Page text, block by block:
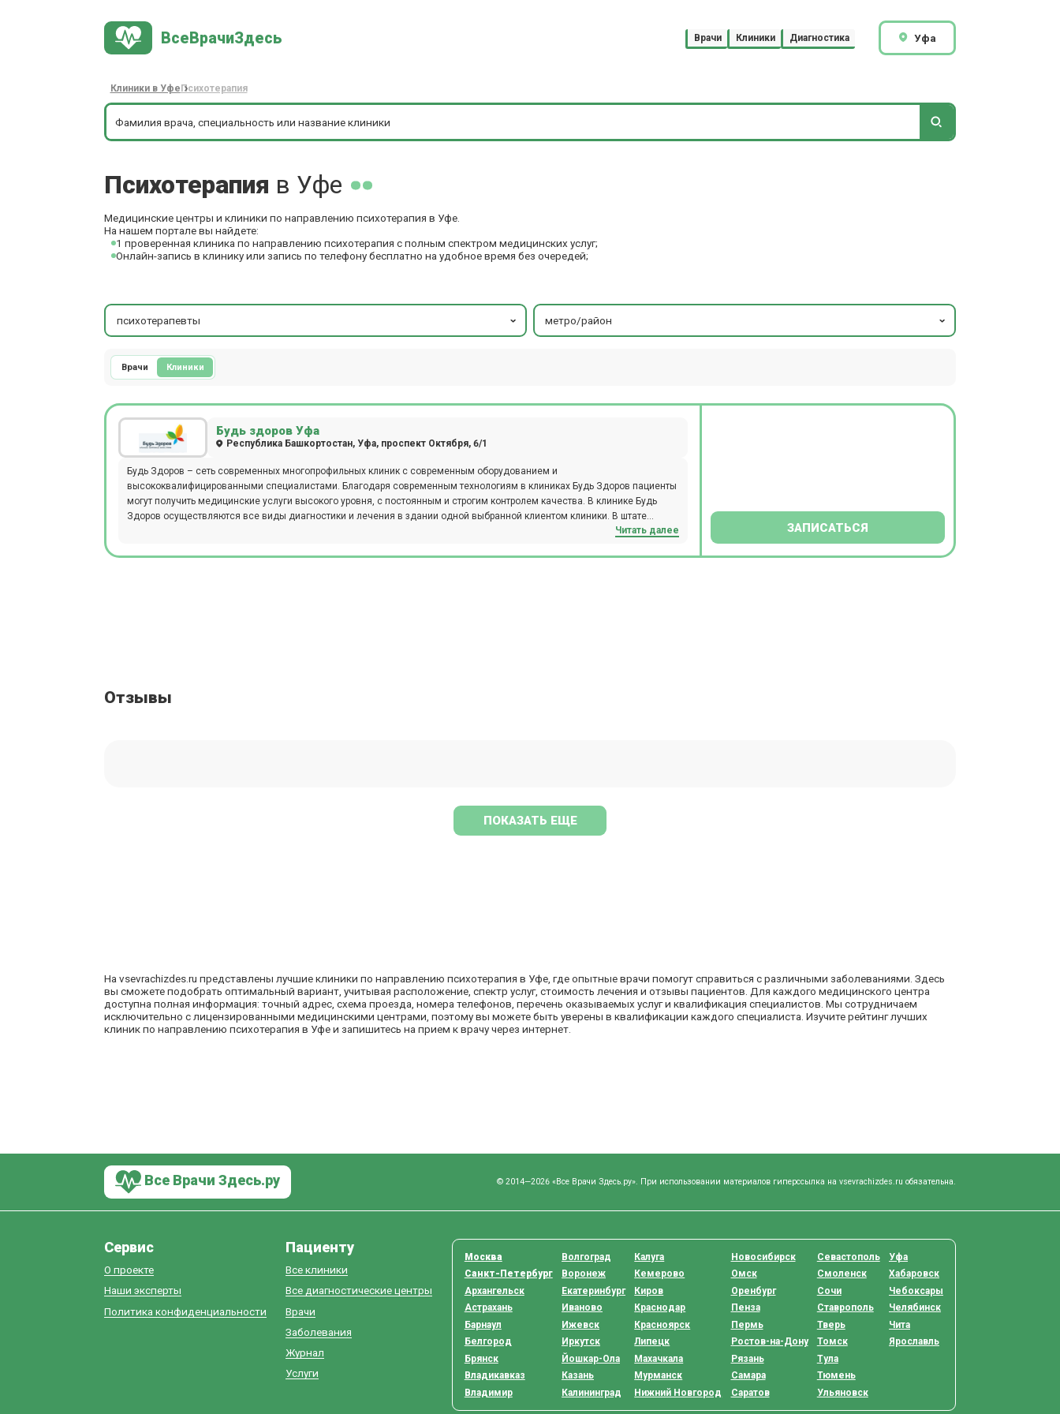
ВсеВрачиЗдесь Врачи Клиники Диагностика Уфа
Клиники в Уфе Психотерапия
Психотерапия в Уфе
Медицинские центры и клиники по направлению психотерапия в Уфе.
На нашем портале вы найдете:
1 проверенная клиника по направлению психотерапия с полным спектром медицинских услуг;
Онлайн-запись в клинику или запись по телефону бесплатно на удобное время без очередей;
психотерапевты метро/район
Врачи Клиники
Будь здоров Уфа
Республика Башкортостан, Уфа, проспект Октября, 6/1
Будь Здоров – сеть современных многопрофильных клиник с современным оборудованием и
высококвалифицированными специалистами. Благодаря современным технологиям в клиниках Будь Здоров пациенты
могут получить медицинские услуги высокого уровня, с постоянным и строгим контролем качества. В клинике Будь
Здоров осуществляются все виды диагностики и лечения в здании одной выбранной клиентом клиники. В штате
клиник Будь Здоров работают сертифицированные врачи с большим профессиональным опытом, в том числе доктора и
Здоров осуществляются электронная запись к врачу и ведение электронной истории болезни каждого пациента.
Читать далее ЗАПИСАТЬСЯ
Отзывы
ПОКАЗАТЬ ЕЩЕ
На vsevrachizdes.ru представлены лучшие клиники по направлению психотерапия в Уфе, где опытные врачи помогут справиться с различными заболеваниями. Здесь
вы сможете подобрать оптимальный вариант, учитывая расположение, спектр услуг, стоимость лечения и отзывы пациентов. Для каждого медицинского центра
доступна полная информация: точный адрес, схема проезда, номера телефонов, перечень оказываемых услуг и квалификация специалистов. Мы сотрудничаем
исключительно с лицензированными медицинскими центрами, поэтому вы можете быть уверены в квалификации каждого специалиста. Изучите рейтинг лучших
клиник по направлению психотерапия в Уфе и запишитесь на прием к врачу через интернет.
Все Врачи Здесь.ру © 2014—2026 «Все Врачи Здесь.ру». При использовании материалов гиперссылка на vsevrachizdes.ru обязательна.
Сервис
О проекте
Наши эксперты
Политика конфиденциальности
Пациенту
Все клиники
Все диагностические центры
Врачи
Заболевания
Журнал
Услуги
Москва
Санкт-Петербург
Архангельск
Астрахань
Барнаул
Белгород
Брянск
Владикавказ
Владимир
Волгоград
Воронеж
Екатеринбург
Иваново
Ижевск
Иркутск
Йошкар-Ола
Казань
Калининград
Калуга
Кемерово
Киров
Краснодар
Красноярск
Липецк
Махачкала
Мурманск
Нижний Новгород
Новосибирск
Омск
Оренбург
Пенза
Пермь
Ростов-на-Дону
Рязань
Самара
Саратов
Севастополь
Смоленск
Сочи
Ставрополь
Тверь
Томск
Тула
Тюмень
Ульяновск
Уфа
Хабаровск
Чебоксары
Челябинск
Чита
Ярославль